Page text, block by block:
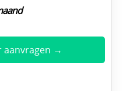
aanvragen →